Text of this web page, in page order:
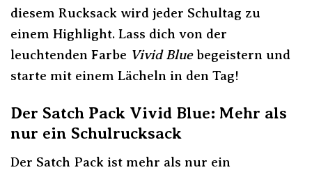
diesem Rucksack wird jeder Schultag zu
einem Highlight. Lass dich von der
leuchtenden Farbe Vivid Bluebegeistern und
starte mit einem Lächeln in den Tag!
Der Satch Pack Vivid Blue: Mehr als
nur ein Schulrucksack
Der Satch Pack ist mehr als nur ein